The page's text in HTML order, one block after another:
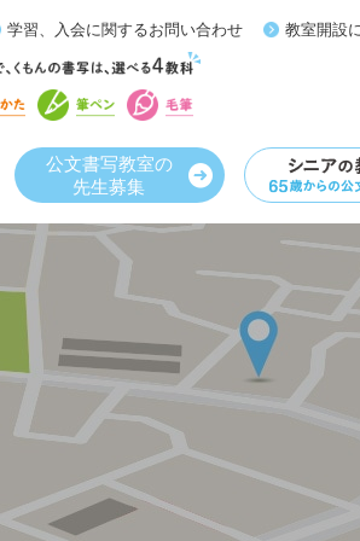
学習、入会に関するお問い合わせ 教室開設
公文書写教室の
先生募集